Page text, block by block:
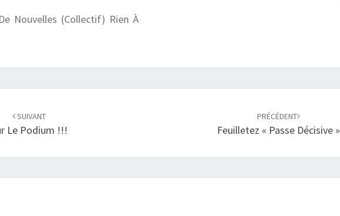
Nouvelles (collectif) Rien À
SUIVANT
Le Podium !!!
PRÉCÉDENT
Feuilletez « Passe Décisive »